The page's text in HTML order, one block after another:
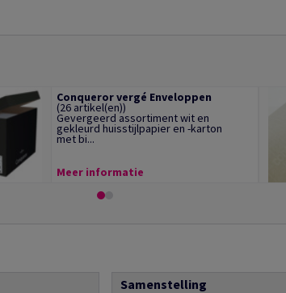
Conqueror vergé Enveloppen
(26 artikel(en))
Gevergeerd assortiment wit en
gekleurd huisstijlpapier en -karton
met bi...
Meer informatie
Samenstelling